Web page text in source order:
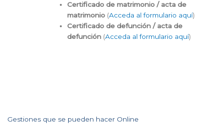
Certificado de matrimonio / acta de
matrimonio (Acceda al formulario aquí)
Certificado de defunción / acta de
defunción (Acceda al formulario aquí)
Gestiones que se pueden hacer Online